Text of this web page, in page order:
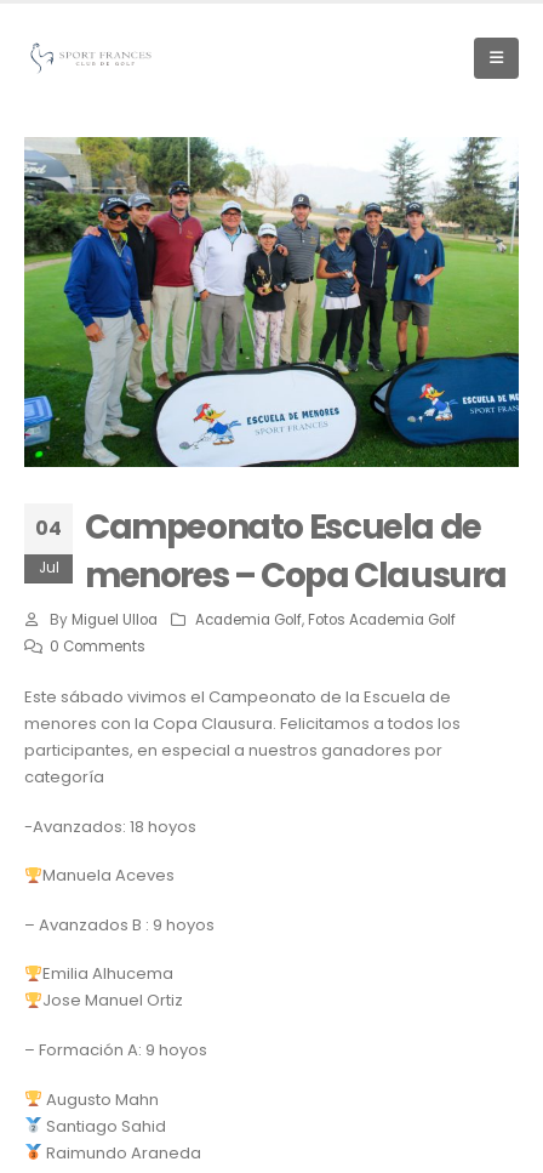
04
Jul
Campeonato Escuela de
menores – Copa Clausura
By Miguel Ulloa Academia Golf, Fotos Academia Golf
0 Comments
Este sábado vivimos el Campeonato de la Escuela de
menores con la Copa Clausura. Felicitamos a todos los
participantes, en especial a nuestros ganadores por
categoría
-Avanzados: 18 hoyos
Manuela Aceves
– Avanzados B : 9 hoyos
Emilia Alhucema
Jose Manuel Ortiz
– Formación A: 9 hoyos
Augusto Mahn
Santiago Sahid
Raimundo Araneda